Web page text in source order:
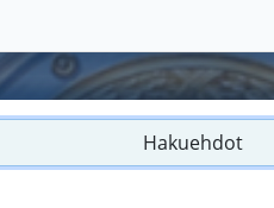
Hakuehdot